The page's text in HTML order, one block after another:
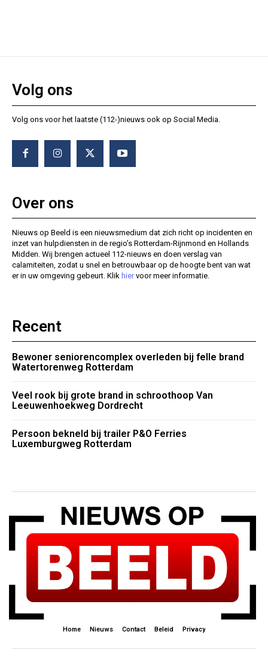
Volg ons
Volg ons voor het laatste (112-)nieuws ook op Social Media.
Over ons
Nieuws op Beeld is een nieuwsmedium dat zich richt op incidenten en
inzet van hulpdiensten in de regio’s Rotterdam-Rijnmond en Hollands
Midden. Wij brengen actueel 112-nieuws en doen verslag van
calamiteiten, zodat u snel en betrouwbaar op de hoogte bent van wat
er in uw omgeving gebeurt. Klik hiervoor meer informatie.
Recent
Bewoner seniorencomplex overleden bij felle brand
Watertorenweg Rotterdam
Veel rook bij grote brand in schroothoop Van
Leeuwenhoekweg Dordrecht
Persoon bekneld bij trailer P&O Ferries
Luxemburgweg Rotterdam
Home Nieuws Contact Beleid Privacy